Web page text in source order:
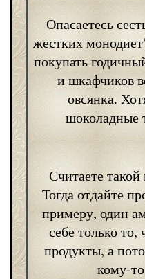
Опасаетесь
жестких
покупать
и шкафчиков
овсянка.
шоколадные
Считаете
Тогда отдайте
примеру, один
себе только
продукты, а
кому-